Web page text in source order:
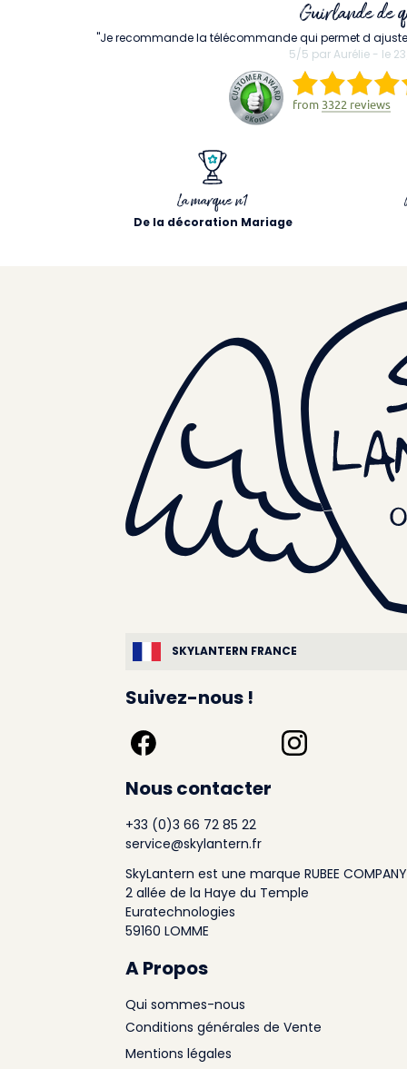
La marque n1
De la décoration Mariage
Guirlande de
"Je recommande la télécommande qui permet d
5/5 par Aurélie - le
from 3322 reviews
SKYLANTERN FRANCE
Suivez-nous !
Nous contacter
+33 (0)3 66 72 85 22
service@skylantern.fr
SkyLantern est une marque RUBEE COMPANY
2 allée de la Haye du Temple
Euratechnologies
59160 LOMME
A Propos
Qui sommes-nous
Conditions générales de Vente
Mentions légales